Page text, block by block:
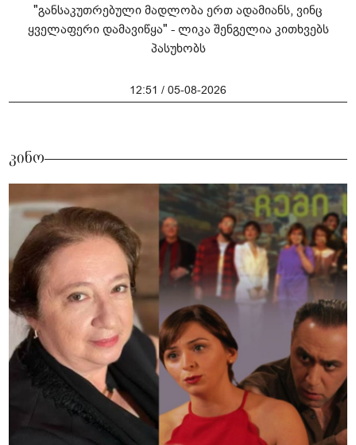
"განსაკუთრებული მადლობა ერთ ადამიანს, ვინც
ყველაფერი დამავიწყა" - ლიკა შენგელია კითხვებს
პასუხობს
12:51 / 05-08-2026
კინო